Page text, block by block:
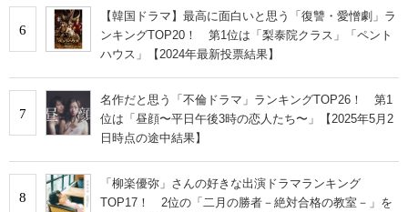
6
【韓国ドラマ】最高に面白いと思う「復讐・愛憎劇」ラ
ンキングTOP20！ 第1位は「梨泰院クラス」「ペント
ハウス」【2024年最新投票結果】
7
名作だと思う「不倫ドラマ」ランキングTOP26！ 第1
位は「昼顔〜平日午後3時の恋人たち〜」【2025年5月2
日時点の途中結果】
8
「柳楽優弥」さんの好きな出演ドラマランキング
TOP17！ 2位の「二月の勝者－絶対合格の教室－」を